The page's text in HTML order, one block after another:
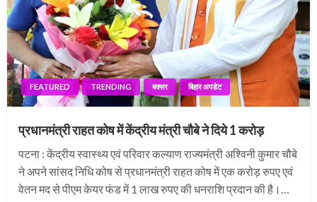
FEATURED TRENDING बक्सर बिहार अपडेट
प्रधानमंत्री राहत कोष में केंद्रीय मंत्री चौबे ने दिये 1 करोड़
पटना : केंद्रीय स्वास्थ्य एवं परिवार कल्याण राज्यमंत्री अश्विनी कुमार चौबे
ने अपने सांसद निधि कोष से प्रधानमंत्री राहत कोष में एक करोड़ रुपए एवं
वेतन मद से पीएम केयर फंड में 1 लाख रुपए की धनराशि प्रदान की है।…